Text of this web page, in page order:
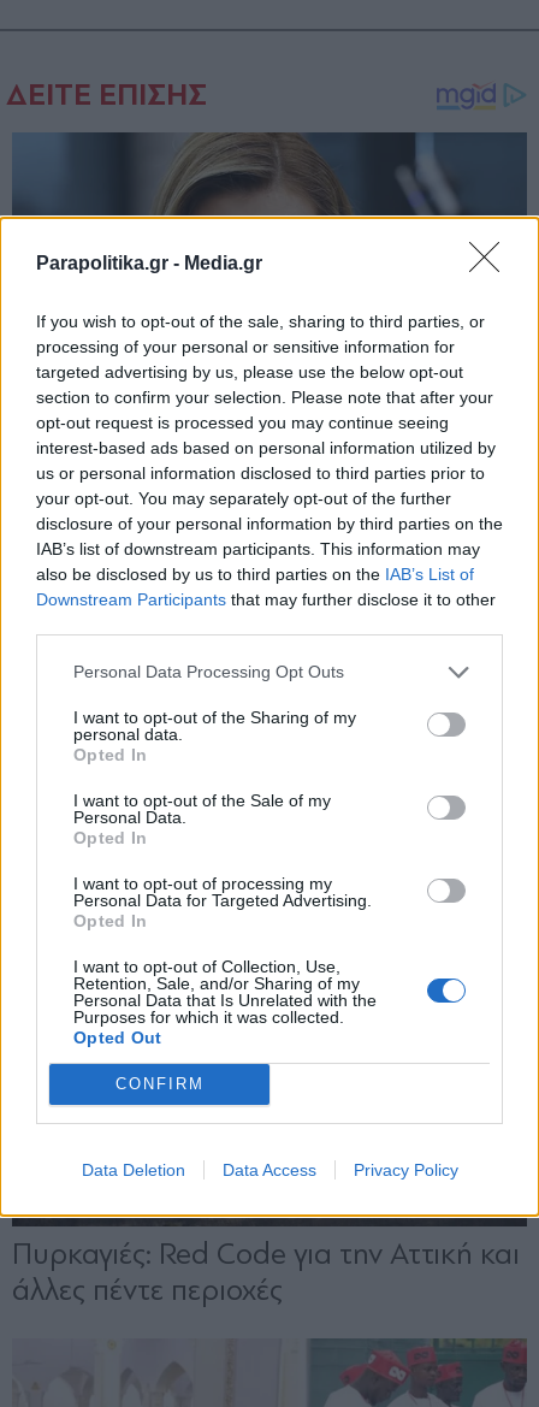
Parapolitika.gr - Media.gr
If you wish to opt-out of the sale, sharing to third parties, or
processing of your personal or sensitive information for
targeted advertising by us, please use the below opt-out
section to confirm your selection. Please note that after your
opt-out request is processed you may continue seeing
interest-based ads based on personal information utilized by
us or personal information disclosed to third parties prior to
your opt-out. You may separately opt-out of the further
disclosure of your personal information by third parties on the
IAB’s list of downstream participants. This information may
also be disclosed by us to third parties on the IAB’s List of
Downstream Participants that may further disclose it to other
Personal Data Processing Opt Outs
I want to opt-out of the Sharing of my
personal data.
Opted In
I want to opt-out of the Sale of my
Personal Data.
Opted In
I want to opt-out of processing my
Personal Data for Targeted Advertising.
Opted In
I want to opt-out of Collection, Use,
Retention, Sale, and/or Sharing of my
Personal Data that Is Unrelated with the
Purposes for which it was collected.
Opted Out
CONFIRM
Data Deletion Data Access Privacy Policy
Εγγραφή στο newsletter
Αποδέχομαι τους
και την πολιτική απορρήτου
X